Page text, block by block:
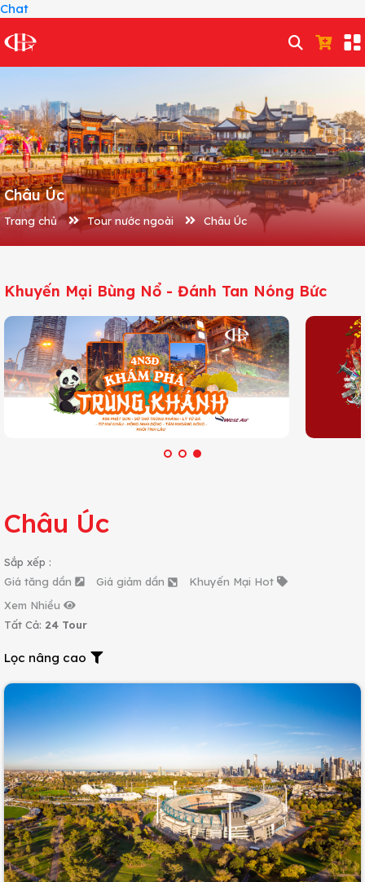
Chat
Châu Úc
Trang chủ Tour nước ngoài Châu Úc
Khuyến Mại Bùng Nổ - Đánh Tan Nóng Bức
Châu Úc
Sắp xếp :
Giá tăng dần
Giá giảm dần
Khuyến Mại Hot
Xem Nhiều
Tất Cả: 24 Tour
Lọc nâng cao